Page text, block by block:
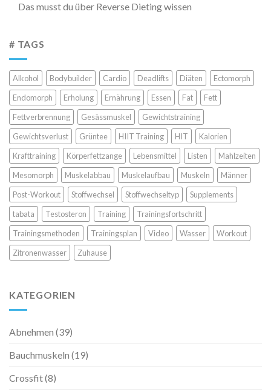
Das musst du über Reverse Dieting wissen
# TAGS
Alkohol Bodybuilder Cardio Deadlifts Diäten
Ectomorph
Endomorph
Erholung Ernährung Essen Fat
Fett
Fettverbrennung
Gesässmuskel
Gewichtstraining
Gewichtsverlust
Grüntee HIIT Training HIT
Kalorien
Krafttraining
Körperfettzange Lebensmittel Listen
Mahlzeiten
Mesomorph
Muskelabbau Muskelaufbau Muskeln
Männer
Post-Workout
Stoffwechsel Stoffwechseltyp
Supplements
tabata
Testosteron Training
Trainingsfortschritt
Trainingsmethoden
Trainingsplan Video Wasser
Workout
Zitronenwasser
Zuhause
KATEGORIEN
Abnehmen (39)
Bauchmuskeln (19)
Crossfit(8)